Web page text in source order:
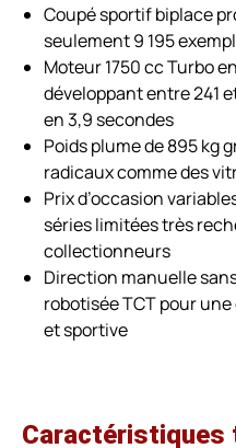
Coupé sportif biplace
seulement 9 195
Moteur 1750 cc Turbo
développant entre 241
en 3,9 secondes
Poids plume de 895 kg
radicaux comme des
Prix d’occasion
séries limitées très
collectionneurs
Direction manuelle
robotisée TCT pour
et sportive
Caractéristiques